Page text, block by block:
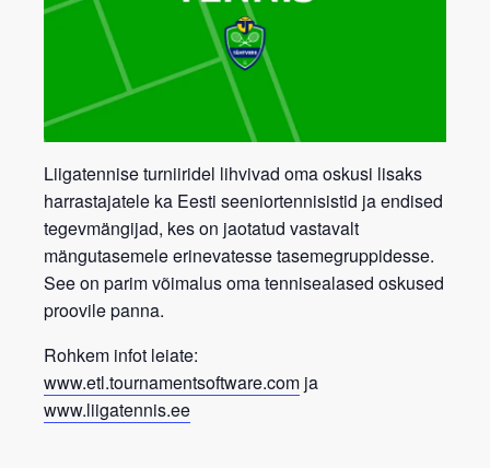
Liigatennise turniiridel lihvivad oma oskusi lisaks
harrastajatele ka Eesti seeniortennisistid ja endised
tegevmängijad, kes on jaotatud vastavalt
mängutasemele erinevatesse tasemegruppidesse.
See on parim võimalus oma tennisealased oskused
proovile panna.
Rohkem infot leiate:
www.etl.tournamentsoftware.com ja
www.liigatennis.ee